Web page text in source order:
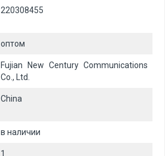
220308455
оптом
Fujian New Century Communications
Co., Ltd.
China
в наличии
1